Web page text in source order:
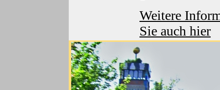
Weitere
Sie auch hier